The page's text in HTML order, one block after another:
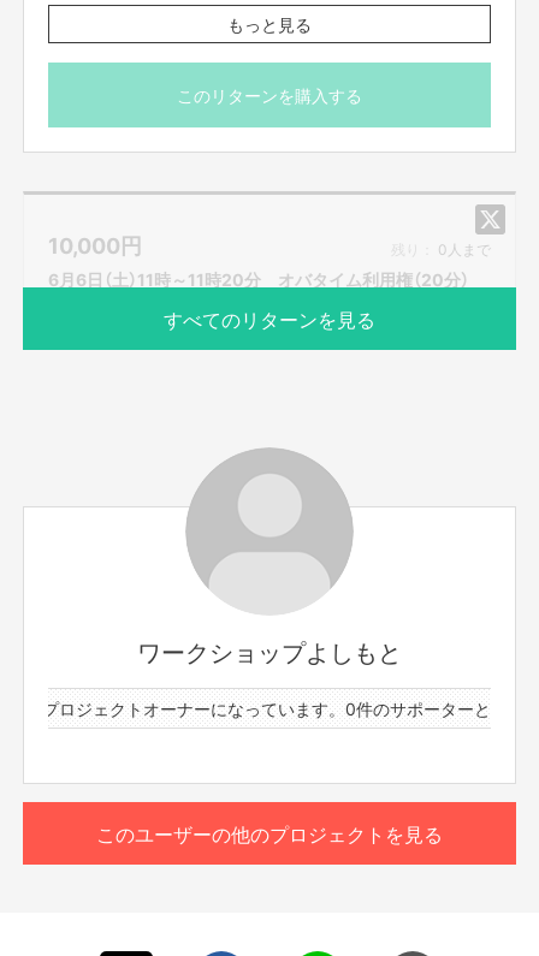
ワークショップよしもと
プロジェクトオーナーになっています。0件のサポーターと4件のプ
【メニュー】
・カスタムものまねショー
（あなたがやってほしいものまねを組み合わせてものまね
ショーをします。）
・お歌のお兄さん
ます。もちろん一緒に歌いましょう！）
・おばたのお兄さんに相談したい。
（取り扱い説明書の通り、様々な体験をしてきました！そ
んな、おばたのお兄さんがあなたの悩みの相談に応えま
zoomのアドレスですが、前々日中にはお送りをさせて
また、プロジェクト本文の末尾に記載されている【ご支
援にあたってのご注意事項】を必ずご一読ください。
顔出ししたくない方は前日までにお知らせください。
もっと見る
このリターンを購入する
10,000円 残り： 0人まで
6月6日（土）11時～11時20分 オバタイム利用権（20分）
サポーター数 お届け予定日
2020年6月
6月6日（土）11時～11時20分 のオバタイムが利用可能で
基本情報内容を参考に、ご希望をお知らせください。メニ
ューは下記からの選択制になります。
応募の際に、希望のメニューとご指示をください。
【メニュー】
（実体験やメンタルトレーナーの資格を活かしおばた流の
楽しいメンタルトレーニングをします。）
もっと見る
このリターンを購入する
すべてのリターンを見る
このユーザーの他のプロジェクトを見る